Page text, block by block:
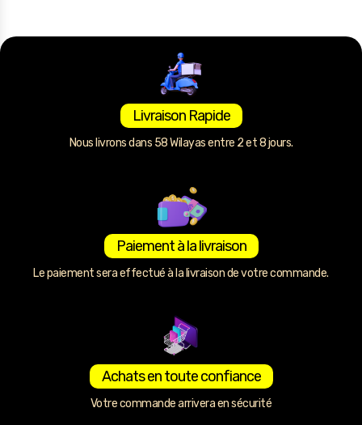
Livraison Rapide
Nous livrons dans 58 Wilayas entre 2 et 8 jours.
Paiement à la livraison
Le paiement sera effectué à la livraison de votre commande.
Achats en toute confiance
Votre commande arrivera en sécurité